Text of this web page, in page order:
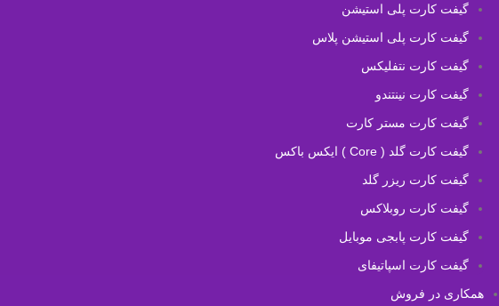
گیفت کارت پلی استیشن
گیفت کارت پلی استیشن پلاس
گیفت کارت نتفلیکس
گیفت کارت نینتندو
گیفت کارت مستر کارت
گیفت کارت گلد ( Core ) ایکس باکس
گیفت کارت ریزر گلد
گیفت کارت روبلاکس
گیفت کارت پابجی موبایل
گیفت کارت اسپاتیفای
همکاری در فروش